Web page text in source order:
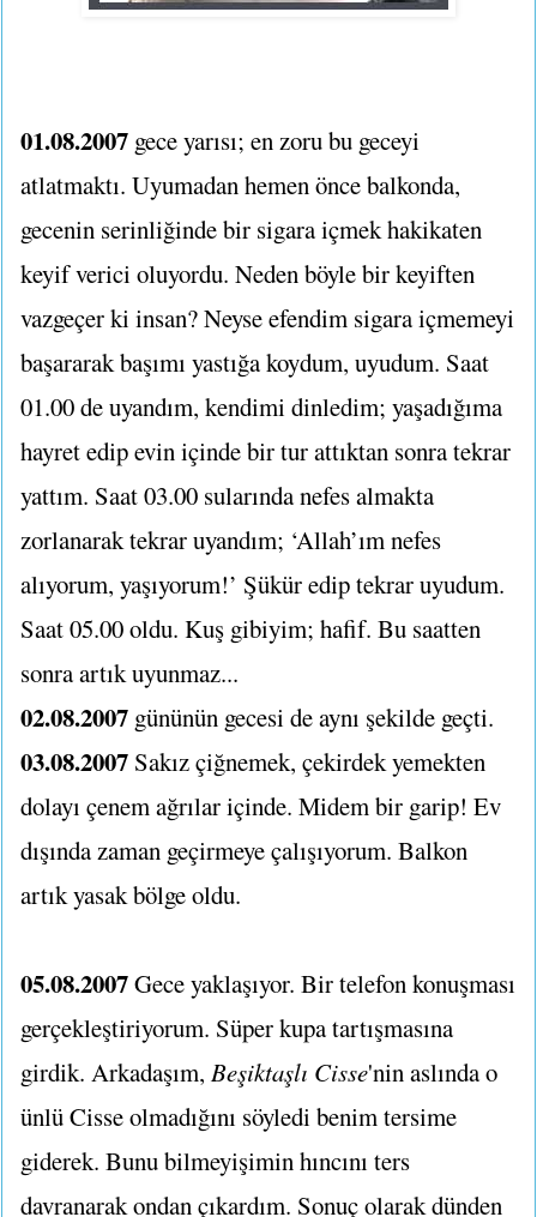
01.08.2007 gece yarısı; en zoru bu geceyi
atlatmaktı. Uyumadan hemen önce balkonda,
gecenin serinliğinde bir sigara içmek hakikaten
keyif verici oluyordu. Neden böyle bir keyiften
vazgeçer ki insan? Neyse efendim sigara içmemeyi
başararak başımı yastığa koydum, uyudum. Saat
01.00 de uyandım, kendimi dinledim; yaşadığıma
hayret edip evin içinde bir tur attıktan sonra tekrar
yattım. Saat 03.00 sularında nefes almakta
zorlanarak tekrar uyandım; ‘Allah’ım nefes
alıyorum, yaşıyorum!’ Şükür edip tekrar uyudum.
Saat 05.00 oldu. Kuş gibiyim; hafif. Bu saatten
sonra artık uyunmaz...
02.08.2007 gününün gecesi de aynı şekilde geçti.
03.08.2007 Sakız çiğnemek, çekirdek yemekten
dolayı çenem ağrılar içinde. Midem bir garip! Ev
dışında zaman geçirmeye çalışıyorum. Balkon
artık yasak bölge oldu.
05.08.2007Gece yaklaşıyor. Bir telefon konuşması
gerçekleştiriyorum. Süper kupa tartışmasına
girdik. Arkadaşım, Beşiktaşlı Cisse'nin aslında o
ünlü Cisse olmadığını söyledi benim tersime
giderek. Bunu bilmeyişimin hıncını ters
davranarak ondan çıkardım. Sonuç olarak dünden